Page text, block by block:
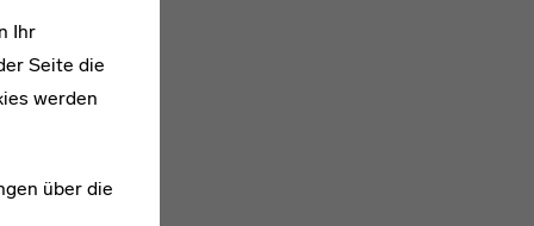
Ihr
Seite die
werden
über die